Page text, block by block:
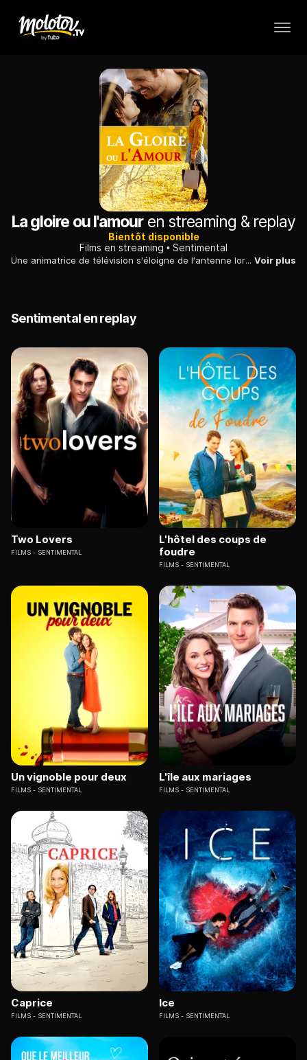
La gloire ou l'amouren streaming & replay
Bientôt disponible
Films en streaming
Sentimental
Une animatrice de télévision s'éloigne de l'antenne lorsque survient un changement dans son équipe. Elle décide de se retirer dans son village natal. Voir plus
Sentimental en replay
Two Lovers
FILMS SENTIMENTAL
L'hôtel des coups de
foudre
FILMS SENTIMENTAL
Un vignoble pour deux
FILMS SENTIMENTAL
L'île aux mariages
FILMS SENTIMENTAL
Caprice
FILMS SENTIMENTAL
Ice
FILMS SENTIMENTAL